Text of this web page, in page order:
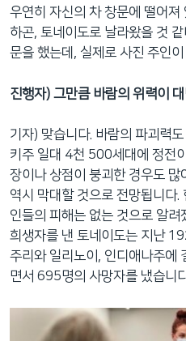
우연히 자신의 차 창문에 떨어
하곤, 토네이도로 날라왔을 것
문을 했는데, 실제로 사진 주인
진행자) 그만큼 바람의 위력이
기자) 맞습니다. 바람의 파괴력
키주 일대 4천 500세대에 정전
장이나 상점이 붕괴한 경우도 많
역시 막대할 것으로 전망됩니다
인들의 피해는 없는 것으로 알
희생자를 낸 토네이도는 지난
주리와 일리노이, 인디애나주
면서 695명의 사망자를 냈습니